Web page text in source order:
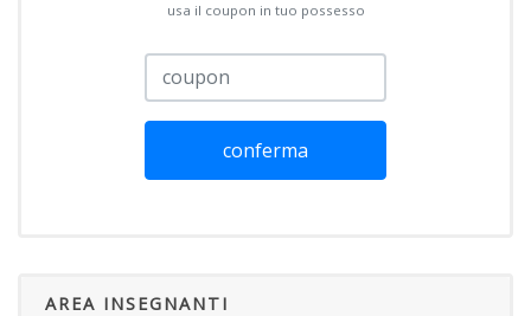
usa il coupon in tuo possesso
conferma
AREA INSEGNANTI